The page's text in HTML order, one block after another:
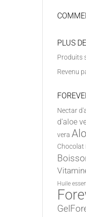
PLUS
Produits
Revenu
Nectar
d'aloe
vera
Chocolat
Huile